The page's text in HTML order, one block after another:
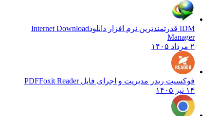
IDM قدرتمندترین نرم افزار دانلود
Internet Download
Manager
۲ مرداد ۱۴۰۵
فوکسیت ریدر مدیریت و اجرای فایل PDFFoxit Reader
۱۴ تیر ۱۴۰۵